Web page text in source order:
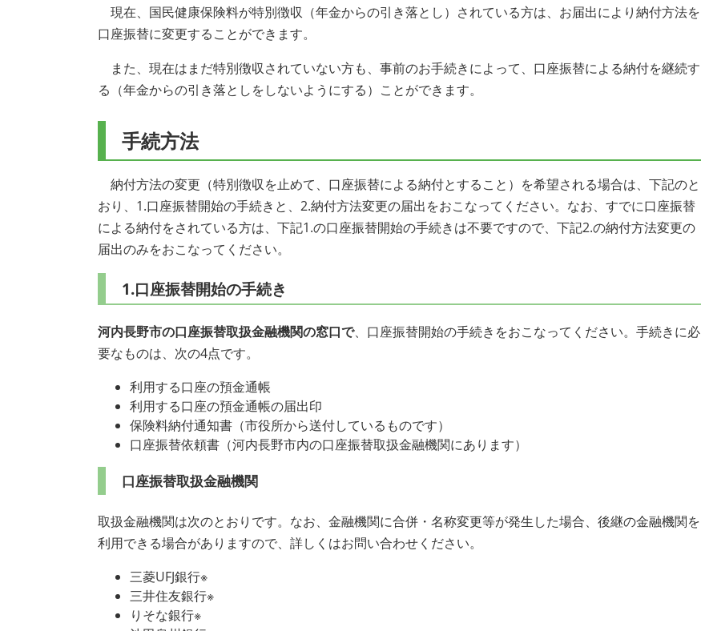
現在、国民健康保険料が特別徴収（年金からの引き落とし）されている方は、お届出により納付方法を
口座振替に変更することができます。
また、現在はまだ特別徴収されていない方も、事前のお手続きによって、口座振替による納付を継続す
る（年金からの引き落としをしないようにする）ことができます。
手続方法
納付方法の変更（特別徴収を止めて、口座振替による納付とすること）を希望される場合は、下記のと
おり、1.口座振替開始の手続きと、2.納付方法変更の届出をおこなってください。なお、すでに口座振替
による納付をされている方は、下記1.の口座振替開始の手続きは不要ですので、下記2.の納付方法変更の
届出のみをおこなってください。
1.口座振替開始の手続き
河内長野市の口座振替取扱金融機関の窓口で、口座振替開始の手続きをおこなってください。手続きに必
要なものは、次の4点です。
利用する口座の預金通帳
利用する口座の預金通帳の届出印
保険料納付通知書（市役所から送付しているものです）
口座振替依頼書（河内長野市内の口座振替取扱金融機関にあります）
口座振替取扱金融機関
取扱金融機関は次のとおりです。なお、金融機関に合併・名称変更等が発生した場合、後継の金融機関を
利用できる場合がありますので、詳しくはお問い合わせください。
三菱UFJ銀行※
三井住友銀行※
りそな銀行※